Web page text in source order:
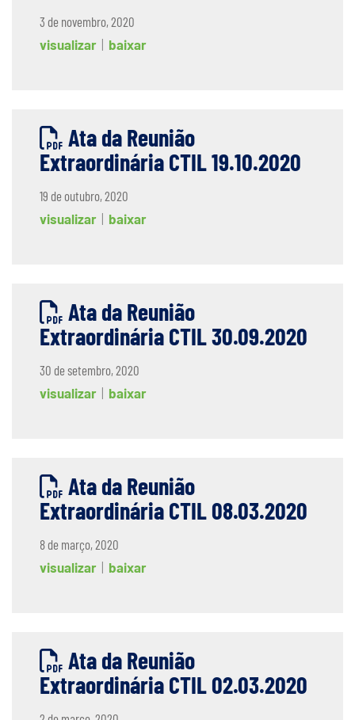
3 de novembro, 2020
visualizar
baixar
Ata da Reunião
Extraordinária CTIL 19.10.2020
19 de outubro, 2020
visualizar
baixar
Ata da Reunião
Extraordinária CTIL 30.09.2020
30 de setembro, 2020
visualizar
baixar
Ata da Reunião
Extraordinária CTIL 08.03.2020
8 de março, 2020
visualizar
baixar
Ata da Reunião
Extraordinária CTIL 02.03.2020